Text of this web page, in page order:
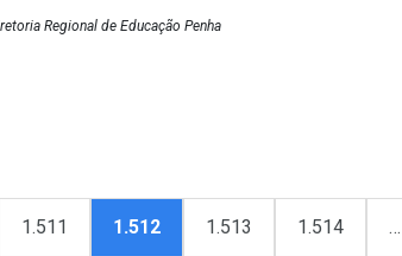
Regional de Educação Penha
1.511 1.512 1.513 1.514 …